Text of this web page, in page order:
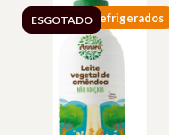
Refrigerados
ESGOTADO